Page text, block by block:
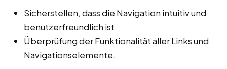
Sicherstellen, dass die Navigation intuitiv und
benutzerfreundlich ist.
Überprüfung der Funktionalität aller Links und
Navigationselemente.